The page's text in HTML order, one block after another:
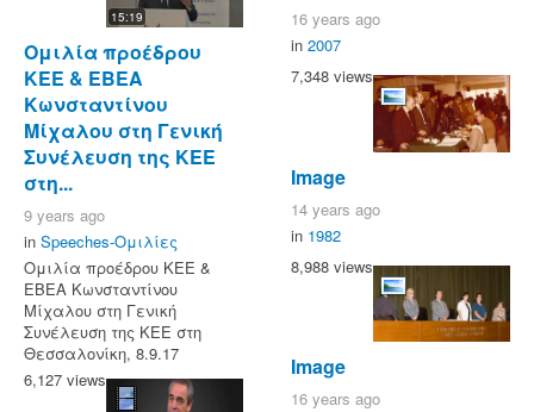
15:19
Ομιλία προέδρου
ΚΕΕ & ΕΒΕΑ
Κωνσταντίνου
Μίχαλου στη Γενική
Συνέλευση της ΚΕΕ
στη...
9 years ago
in Speeches-Ομιλίες
Ομιλία προέδρου ΚΕΕ &
ΕΒΕΑ Κωνσταντίνου
Μίχαλου στη Γενική
Συνέλευση της ΚΕΕ στη
Θεσσαλονίκη, 8.9.17
6,127 views
16 years ago
in 2007
7,348 views
Image
14 years ago
in 1982
8,988 views
Image
16 years ago